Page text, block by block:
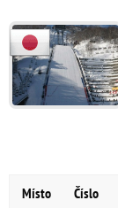
Místo Číslo